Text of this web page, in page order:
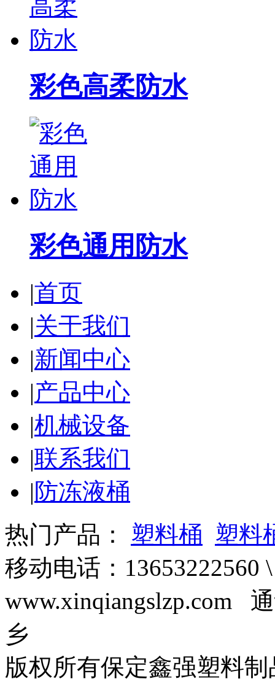
彩色高柔防水
彩色通用防水
|首页
|关于我们
|新闻中心
|产品中心
|机械设备
|联系我们
|防冻液桶
热门产品： 塑料桶 塑料
移动电话：
www.xinqiangslzp.com
乡
版权所有保定鑫强塑料